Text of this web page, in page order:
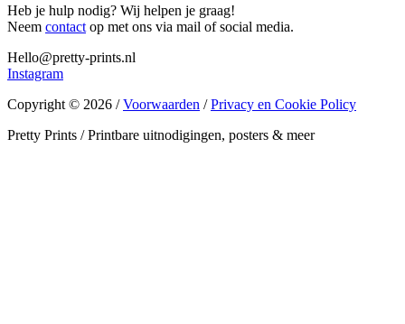
Heb je hulp nodig? Wij helpen je graag!
Neem contact op met ons via mail of social media.
Hello@pretty-prints.nl
Instagram
Copyright © 2026 /Voorwaarden /Privacy en Cookie Policy
Pretty Prints / Printbare uitnodigingen, posters & meer